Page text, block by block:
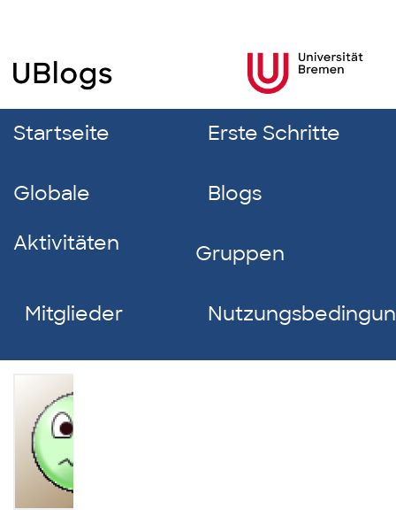
Startseite Erste Schritte
Globale
Aktivitäten
Blogs
Gruppen
Mitglieder